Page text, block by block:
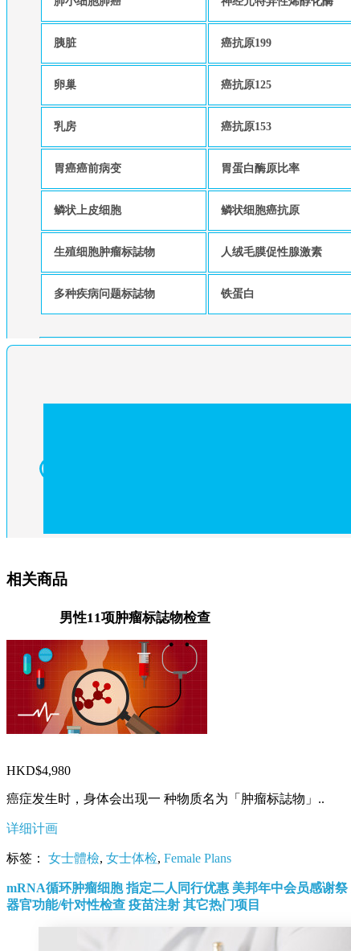
胰脏 癌抗原199
卵巢 癌抗原125
乳房 癌抗原153
胃癌癌前病变 胃蛋白酶原比率
鳞状上皮细胞 鳞状细胞癌抗原
生殖细胞肿瘤标誌物 人绒毛膜促性腺激素
多种疾病问题标誌物 铁蛋白
相关商品
男性11项肿瘤标誌物检查
HKD$4,980
癌症发生时，身体会出现一 种物质名为「肿瘤标誌物」..
详细计画
标签： 女士體檢, 女士体检, Female Plans
mRNA循环肿瘤细胞 指定二人同行优惠 美邦年中会员感谢祭
器官功能/针对性检查 疫苗注射 其它热门项目